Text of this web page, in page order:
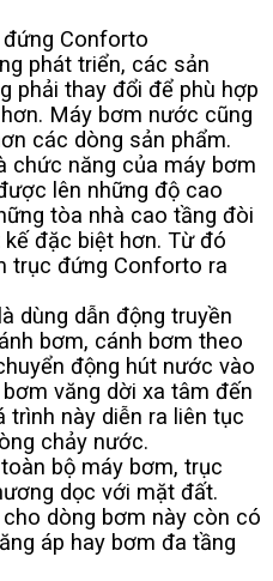
Conforto
phát triển, các sản
phải thay đổi để phù hợp
Máy bơm nước cũng
các dòng sản phẩm.
chức năng của máy bơm
lên những độ cao
tòa nhà cao tầng đòi
đặc biệt hơn. Từ đó
trục đứng Conforto ra
dùng dẫn động truyền
bơm, cánh bơm theo
động hút nước vào
văng dời xa tâm đến
trình này diễn ra liên tục
chảy nước.
bộ máy bơm, trục
dọc với mặt đất.
dòng bơm này còn có
áp hay bơm đa tầng